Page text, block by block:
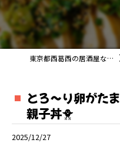
東京都西葛西の居酒屋ならおやひなや 西葛西店
とろ～り卵がた
親子丼🐥
2025/12/27